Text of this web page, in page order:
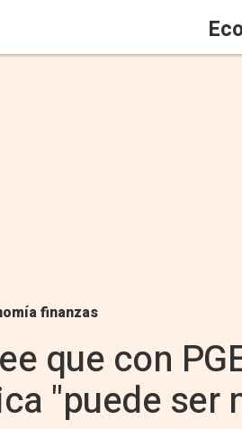
finanzas
que con
"puede ser